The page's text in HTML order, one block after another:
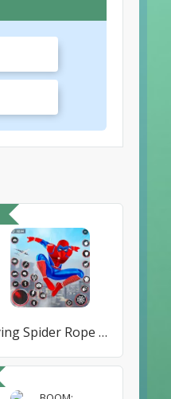
Flying Spider Rope Hero Fight